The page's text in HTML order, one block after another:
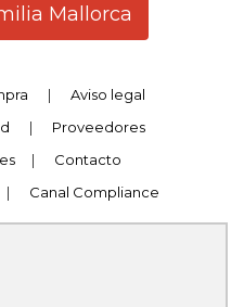
Mallorca
|
Aviso legal
|
Proveedores
|
Contacto
| Canal Compliance